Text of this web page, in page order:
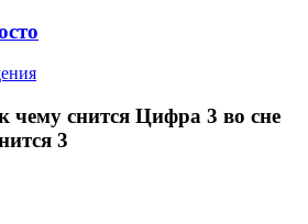
снится Цифра 3 во сне
3